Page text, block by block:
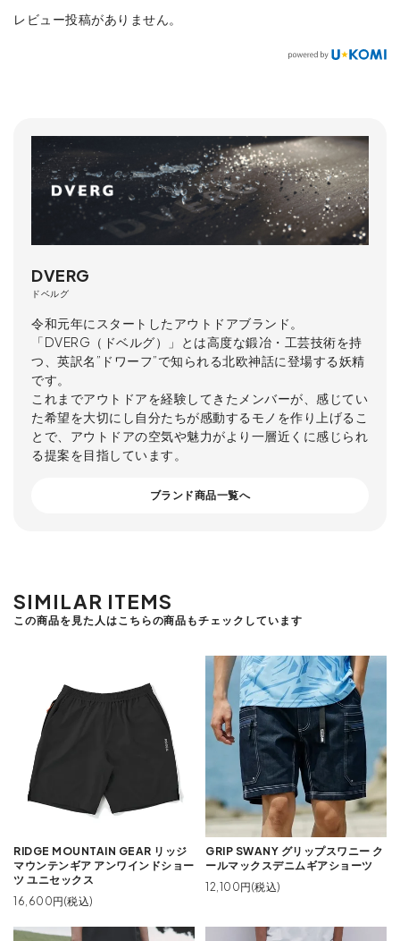
レビュー投稿がありません。
DVERG
ドベルグ
令和元年にスタートしたアウトドアブランド。
「DVERG（ドベルグ）」とは高度な鍛冶・工芸技術を持
つ、英訳名”ドワーフ”で知られる北欧神話に登場する妖精
です。
これまでアウトドアを経験してきたメンバーが、感じてい
た希望を大切にし自分たちが感動するモノを作り上げるこ
とで、アウトドアの空気や魅力がより一層近くに感じられ
る提案を目指しています。
ブランド商品一覧へ
SIMILAR ITEMS
この商品を見た人はこちらの商品もチェックしています
RIDGE MOUNTAIN GEAR リッジ
マウンテンギア アンワインドショー
ツ ユニセックス
16,600円(税込)
GRIP SWANY グリップスワニー ク
ールマックスデニムギアショーツ
12,100円(税込)